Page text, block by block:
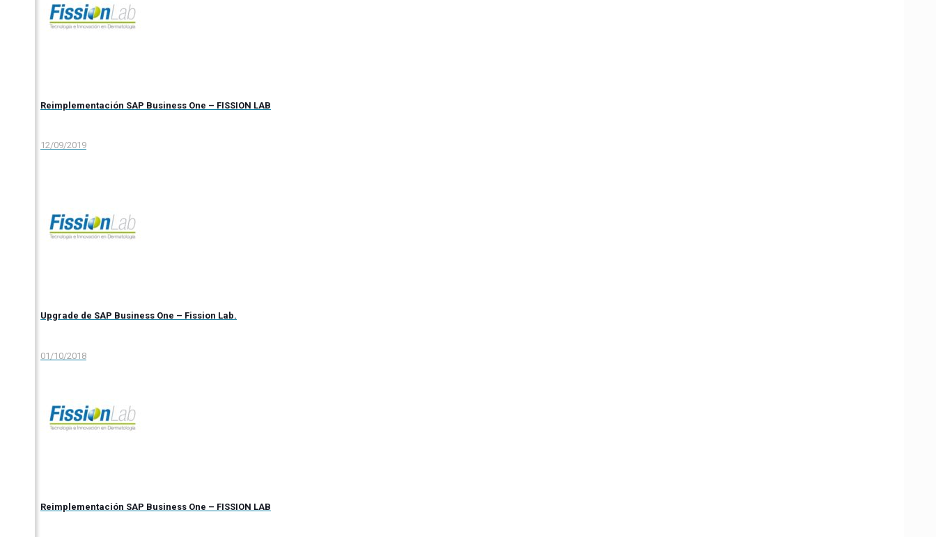
Reimplementación SAP Business One – FISSION LAB
12/09/2019
Upgrade de SAP Business One – Fission Lab.
01/10/2018
Reimplementación SAP Business One – FISSION LAB